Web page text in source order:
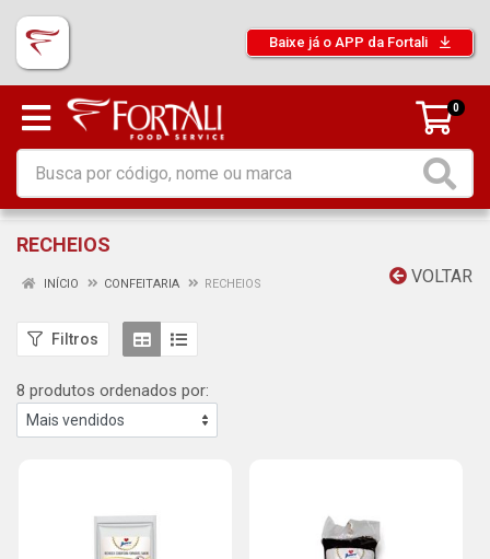
Baixe já o APP da Fortali
0
RECHEIOS
VOLTAR
INÍCIO CONFEITARIA RECHEIOS
Filtros
8 produtos ordenados por: